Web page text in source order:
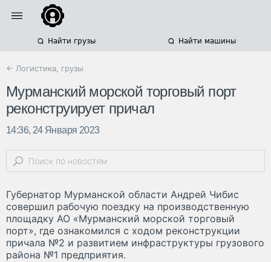
Найти грузы Найти машины
← Логистика, грузы
Мурманский морской торговый порт
реконструирует причал
14:36, 24 Января 2023
Губернатор Мурманской области Андрей Чибис
совершил рабочую поездку на производственную
площадку АО «Мурманский морской торговый
порт», где ознакомился с ходом реконструкции
причала №2 и развитием инфраструктуры грузового
района №1 предприятия.